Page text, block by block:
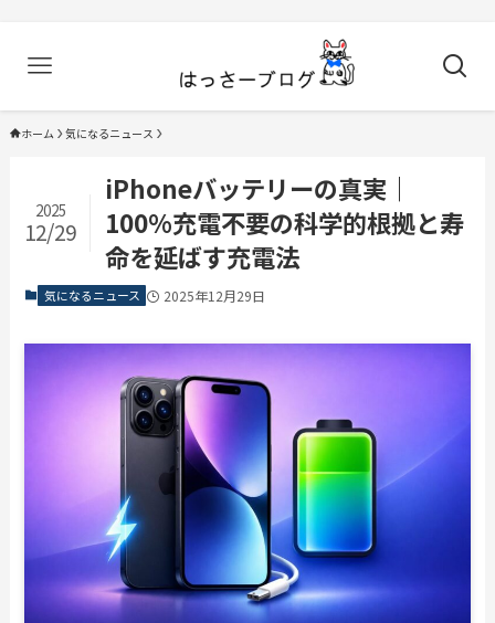
ホーム 気になるニュース
iPhoneバッテリーの真実｜
100%充電不要の科学的根拠と寿
命を延ばす充電法
2025
12/29
気になるニュース 2025年12月29日